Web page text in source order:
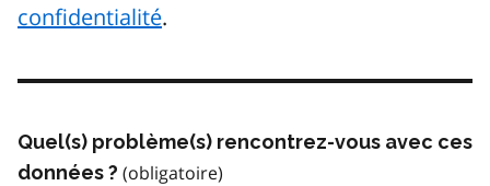
confidentialité.
Quel(s) problème(s) rencontrez-vous avec ces
données ?